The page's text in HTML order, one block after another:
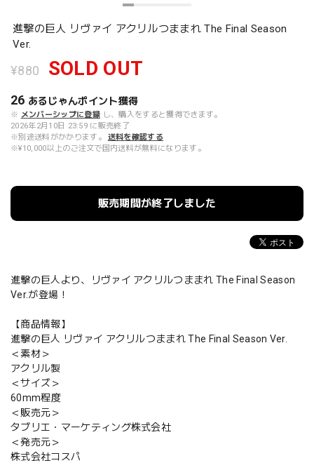
進撃の巨人 リヴァイ アクリルつままれ The Final Season
Ver.
¥880 SOLD OUT
26 あるじゃんポイント獲得
※ メンバーシップに登録 し、購入をすると獲得できます。
2026年2月10日 23:59 に販売終了
※別途送料がかかります。
送料を確認する
※¥10,000以上のご注文で国内送料が無料になります。
販売期間が終了しました
進撃の巨人より、リヴァイ アクリルつままれ The Final Season
Ver.が登場！
【商品情報】
進撃の巨人 リヴァイ アクリルつままれ The Final Season Ver.
＜素材＞
アクリル製
＜サイズ＞
60mm程度
＜販売元＞
タブリエ・マーケティング株式会社
＜発売元＞
株式会社コスパ